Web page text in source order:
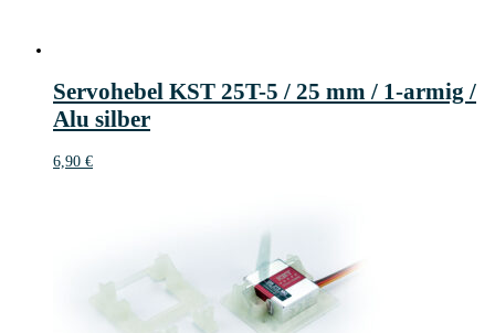
Servohebel KST 25T-5 / 25 mm / 1-armig /
Alu silber
6,90 €